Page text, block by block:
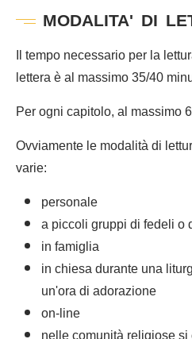
MODALITA' DI
Il tempo necessario per la
lettera è al massimo 35/40
Per ogni capitolo, al massimo
Ovviamente le modalità di
varie:
personale
a piccoli gruppi di fedeli o
in famiglia
in chiesa durante una
un'ora di adorazione
on-line